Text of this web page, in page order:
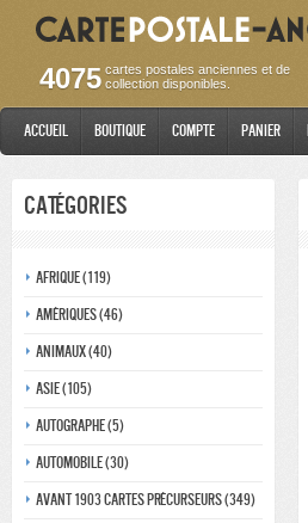
4075 cartes postales anciennes et de
collection disponibles.
Accueil Boutique Compte Panier
Catégories
Afrique (119)
Amériques (46)
Animaux (40)
Asie (105)
Autographe (5)
Automobile (30)
Avant 1903 Cartes précurseurs (349)